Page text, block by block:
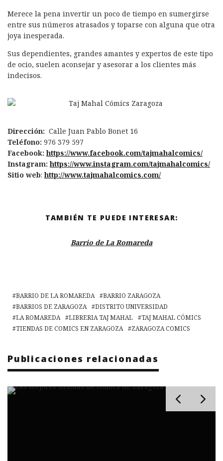
Merece la pena invertir un poco de tiempo en sumergirse
entre sus números atrasados y toparse con alguna que otra
joya inesperada.
Sus dependientes, grandes amantes y expertos de este tipo
de ocio, suelen aconsejar y asesorar a los clientes más
indecisos.
Dirección: Calle Juan Pablo Bonet 16
Teléfono: 976 379 597
Facebook:https://www.facebook.com/tajmahalcomics/
Instagram:https://www.instagram.com/tajmahalcomics/
Sitio web:http://www.tajmahalcomics.com/
TAMBIÉN TE PUEDE INTERESAR:
Barrio de La Romareda
BARRIO DE LA ROMAREDA
BARRIO ZARAGOZA
BARRIOS DE ZARAGOZA
DISTRITO UNIVERSIDAD
LA ROMAREDA
LIBRERIA TAJ MAHAL
TAJ MAHAL CÓMICS
TIENDAS DE COMICS EN ZARAGOZA
ZARAGOZA COMICS
Publicaciones relacionadas